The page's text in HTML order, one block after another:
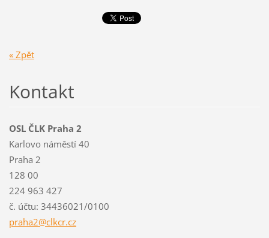
« Zpět
Kontakt
OSL ČLK Praha 2
Karlovo náměstí 40
Praha 2
128 00
224 963 427
č. účtu: 34436021/0100
praha2@clkcr.cz